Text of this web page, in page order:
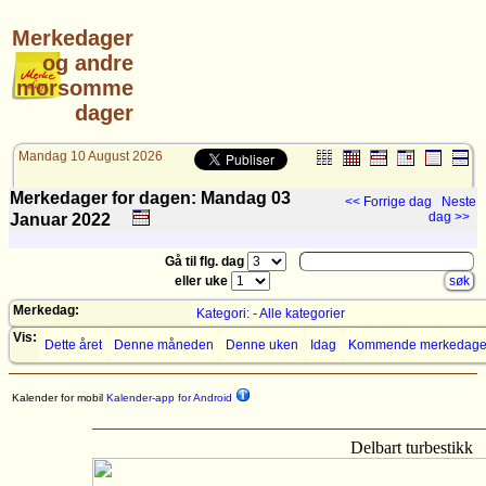
Merkedager
og andre
morsomme
dager
Mandag 10 August 2026
Merkedager for dagen: Mandag 03
Januar 2022
<< Forrige dag
Neste
dag >>
Gå til flg. dag
eller uke
Merkedag:
Kategori: - Alle kategorier
Vis:
Dette året Denne måneden Denne uken Idag Kommende
Kalender for mobil Kalender-app for Android
Delbart turbestikk